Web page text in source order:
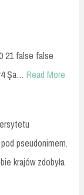
21 false false
Şa… Read More
pseudonimem.
krajów zdobyła